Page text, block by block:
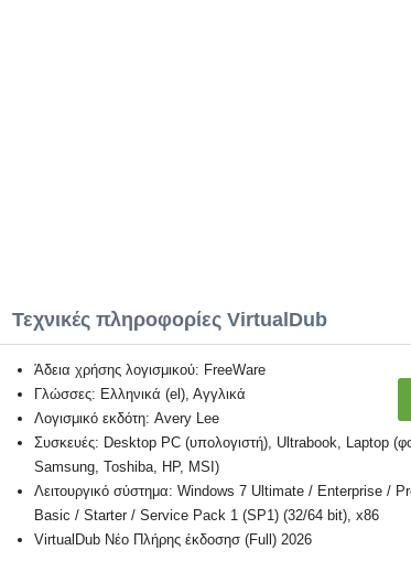
Τεχνικές πληροφορίες VirtualDub
Άδεια χρήσης λογισμικού: FreeWare
Γλώσσες: Ελληνικά (el), Αγγλικά
Λογισμικό εκδότη: Avery Lee
Συσκευές: Desktop PC (υπολογιστή), Ultrabook, Laptop
Samsung, Toshiba, HP, MSI)
Λειτουργικό σύστημα: Windows 7 Ultimate / Enterprise /
Basic / Starter / Service Pack 1 (SP1) (32/64 bit), x86
VirtualDub Νέο Πλήρης έκδοσησ (Full) 2026